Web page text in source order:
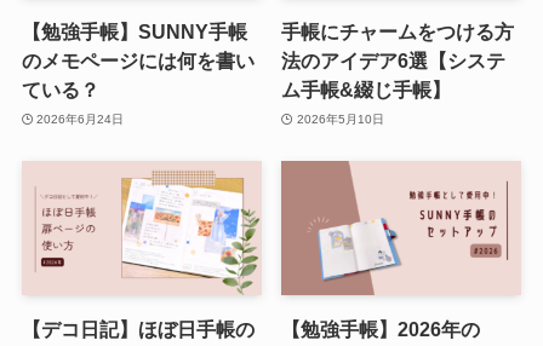
【勉強手帳】SUNNY手帳
のメモページには何を書い
ている？
2026年6月24日
手帳にチャームをつける方
法のアイデア6選【システ
ム手帳&綴じ手帳】
2026年5月10日
【デコ日記】ほぼ日手帳の
【勉強手帳】2026年の